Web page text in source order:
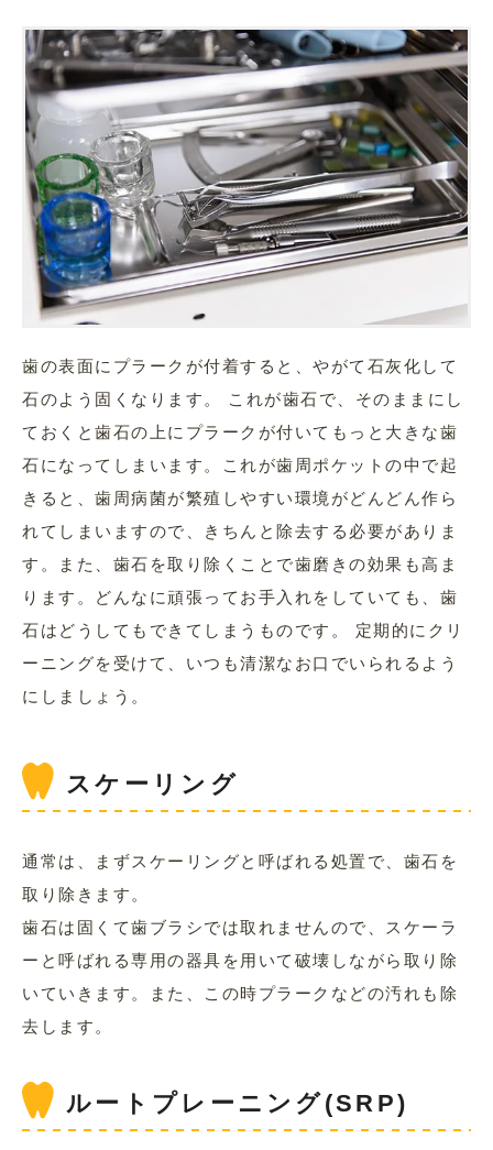
歯の表面にプラークが付着すると、やがて石灰化して
石のよう固くなります。 これが歯石で、そのままにし
ておくと歯石の上にプラークが付いてもっと大きな歯
石になってしまいます。これが歯周ポケットの中で起
きると、歯周病菌が繁殖しやすい環境がどんどん作ら
れてしまいますので、きちんと除去する必要がありま
す。また、歯石を取り除くことで歯磨きの効果も高ま
ります。どんなに頑張ってお手入れをしていても、歯
石はどうしてもできてしまうものです。 定期的にクリ
ーニングを受けて、いつも清潔なお口でいられるよう
にしましょう。
スケーリング
通常は、まずスケーリングと呼ばれる処置で、歯石を
取り除きます。
歯石は固くて歯ブラシでは取れませんので、スケーラ
ーと呼ばれる専用の器具を用いて破壊しながら取り除
いていきます。また、この時プラークなどの汚れも除
去します。
ルートプレーニング(SRP)